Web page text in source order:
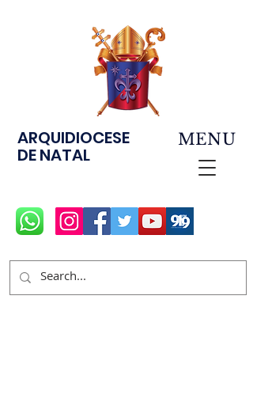
ARQUIDIOCESE
DE NATAL
MENU